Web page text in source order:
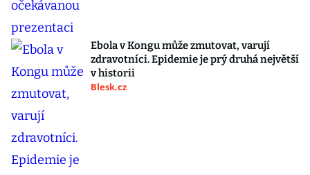
Ebola v Kongu může zmutovat, varují
zdravotníci. Epidemie je prý druhá největší
v historii
Blesk.cz